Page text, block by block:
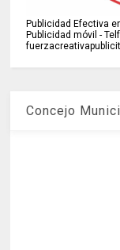
Publicidad Efectiva
Publicidad móvil -
Concejo